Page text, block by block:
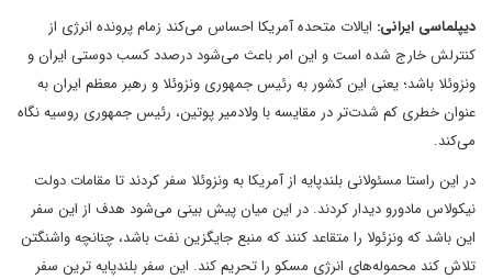
دیپلماسی ایرانی: ایالات متحده آمریکا احساس می‌کند زمام پرونده انرژی از
کنترلش خارج شده است و این امر باعث می‌شود درصدد کسب دوستی ایران و
ونزوئلا باشد؛ یعنی این کشور به رئیس جمهوری ونزوئلا و رهبر معظم ایران به
عنوان خطری کم شدت‌تر در مقایسه با ولادمیر پوتین، رئیس جمهوری روسیه نگاه
می‌کند.
در این راستا مسئولانی بلندپایه از آمریکا به ونزوئلا سفر کردند تا مقامات دولت
نیکولاس مادورو دیدار کردند. در این میان پیش بینی می‌شود هدف از این سفر
این باشد که ونزئولا را متقاعد کنند که منبع جایگزین نفت باشد، چنانچه واشنگتن
تلاش کند محموله‌های انرژی مسکو را تحریم کند. این سفر بلندپایه ترین سفر